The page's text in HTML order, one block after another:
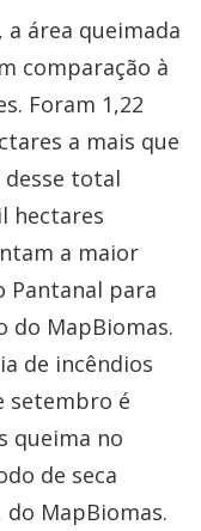
a área queimada
comparação à
Foram 1,22
a mais que
desse total
hectares
a maior
Pantanal para
do MapBiomas.
de incêndios
setembro é
queima no
de seca
do MapBiomas.